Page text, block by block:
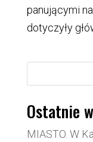
panującymi
dotyczyły
Ostatnie
MIASTO. W